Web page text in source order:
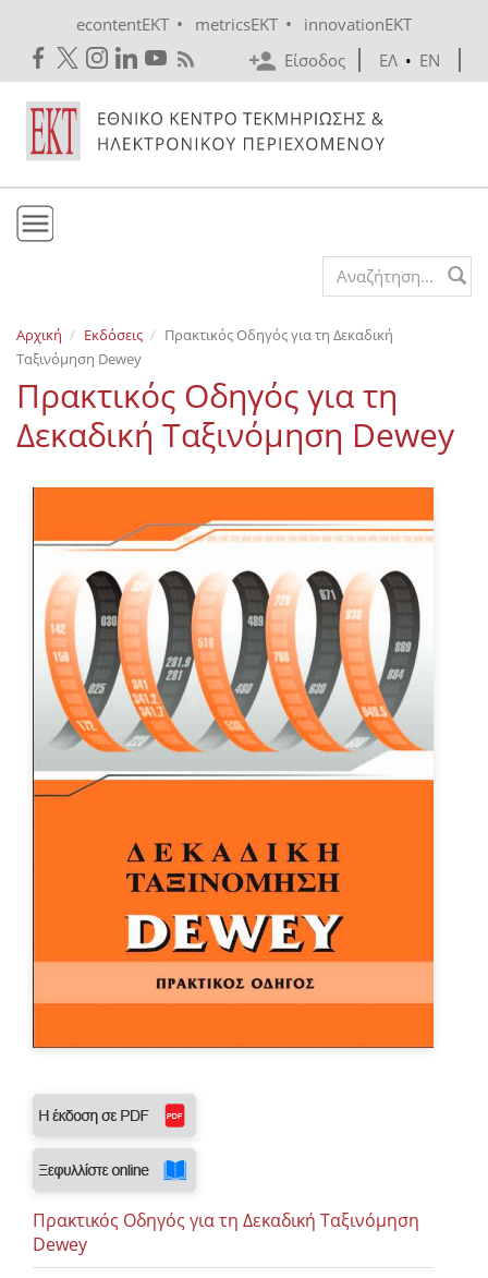
econtentEKT • metricsEKT •
innovationEKT
Είσοδος
ΕΛ • EN
Εκδόσεις
Επικοινωνία
Search form
Αρχική Εκδόσεις
Πρακτικός Οδηγός για τη Δεκαδική
Ταξινόμηση Dewey
Πρακτικός Οδηγός για τη
Δεκαδική Ταξινόμηση Dewey
Πρακτικός Οδηγός για τη Δεκαδική Ταξινόμηση
Dewey